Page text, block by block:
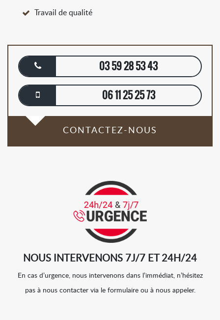
Travail de qualité
03 59 28 53 43
06 11 25 25 73
CONTACTEZ-NOUS
NOUS INTERVENONS 7J/7 ET 24H/24
En cas d’urgence, nous intervenons dans l’immédiat, n’hésitez
pas à nous contacter via le formulaire ou à nous appeler.